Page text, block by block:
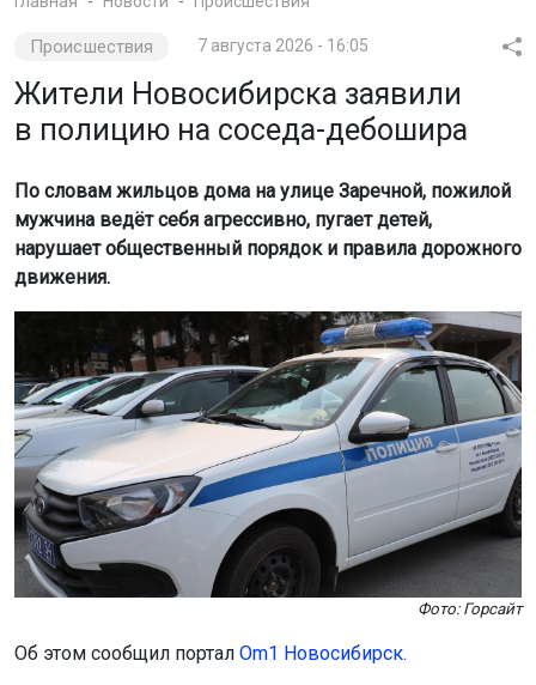
Фото: Горсайт
Об этом сообщил портал Om1 Новосибирск.
Правоохранительные органы уже начали проверку по
поводу коллективной жалобы.
Жильцы рассказали, что мужчина регулярно
употребляет алкоголь, конфликтует с окружающими и
совершает странные поступки. Он бранится без повода,
может появиться на улице в нижнем белье и справить
нужду в лифте; пристаёт к женщинам, а однажды
Особое беспокойство вызывают случаи его